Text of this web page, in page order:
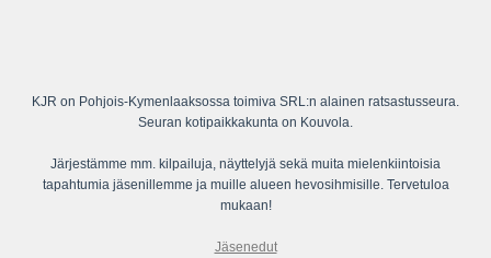
KJR on Pohjois-Kymenlaaksossa toimiva SRL:n alainen ratsastusseura.
Seuran kotipaikkakunta on Kouvola.
Järjestämme mm. kilpailuja, näyttelyjä sekä muita mielenkiintoisia
tapahtumia jäsenillemme ja muille alueen hevosihmisille. Tervetuloa
mukaan!
Jäsenedut